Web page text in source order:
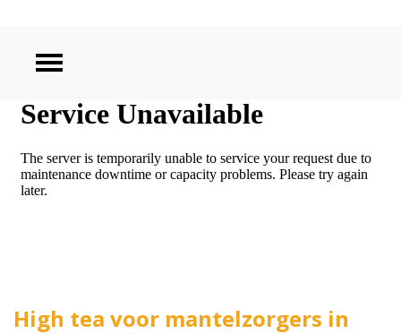
ZOEKEN
High tea voor mantelzorgers in